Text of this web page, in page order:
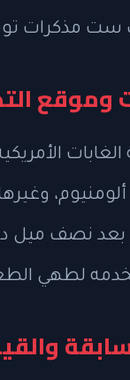
ست مذكرات
وموقع
بعد نصف ميل
لطهي